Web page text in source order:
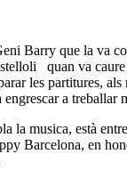
Barry que la va
quan va
les partitures, als
a treballar
la musica, està
Barcelona, en